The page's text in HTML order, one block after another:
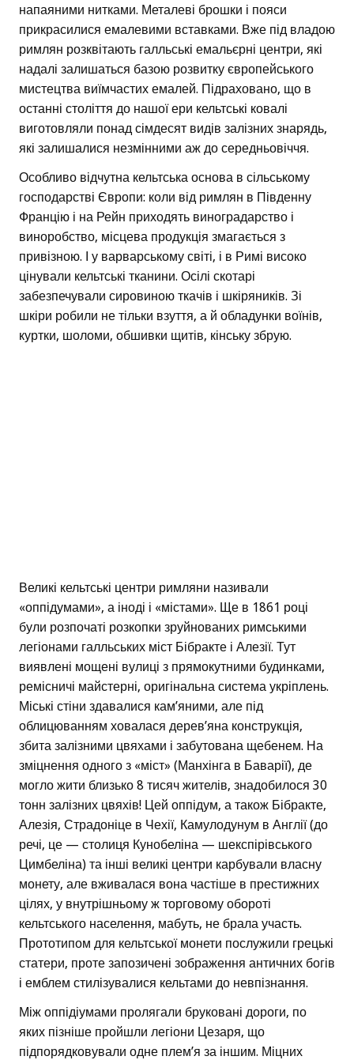
напаяними нитками. Металеві брошки і пояси
прикрасилися емалевими вставками. Вже під владою
римлян розквітають галльські емальєрні центри, які
надалі залишаться базою розвитку європейського
мистецтва виїмчастих емалей. Підраховано, що в
останні століття до нашої ери кельтські ковалі
виготовляли понад сімдесят видів залізних знарядь,
які залишалися незмінними аж до середньовіччя.
Особливо відчутна кельтська основа в сільському
господарстві Європи: коли від римлян в Південну
Францію і на Рейн приходять виноградарство і
виноробство, місцева продукція змагається з
привізною. І у варварському світі, і в Римі високо
цінували кельтські тканини. Осілі скотарі
забезпечували сировиною ткачів і шкіряників. Зі
шкіри робили не тільки взуття, а й обладунки воїнів,
куртки, шоломи, обшивки щитів, кінську збрую.
Великі кельтські центри римляни називали
«оппідумами», а іноді і «містами». Ще в 1861 році
були розпочаті розкопки зруйнованих римськими
легіонами галльських міст Бібракте і Алезії. Тут
виявлені мощені вулиці з прямокутними будинками,
ремісничі майстерні, оригінальна система укріплень.
Міські стіни здавалися кам’яними, але під
облицюванням ховалася дерев’яна конструкція,
збита залізними цвяхами і забутована щебенем. На
зміцнення одного з «міст» (Манхінга в Баварії), де
могло жити близько 8 тисяч жителів, знадобилося 30
тонн залізних цвяхів! Цей оппідум, а також Бібракте,
Алезія, Страдоніце в Чехії, Камулодунум в Англії (до
речі, це — столиця Кунобеліна — шекспірівського
Цимбеліна) та інші великі центри карбували власну
монету, але вживалася вона частіше в престижних
цілях, у внутрішньому ж торговому обороті
кельтського населення, мабуть, не брала участь.
Прототипом для кельтської монети послужили грецькі
статери, проте запозичені зображення античних богів
і емблем стилізувалися кельтами до невпізнання.
Між оппідіумами пролягали бруковані дороги, по
яких пізніше пройшли легіони Цезаря, що
підпорядковували одне плем’я за іншим. Міцних